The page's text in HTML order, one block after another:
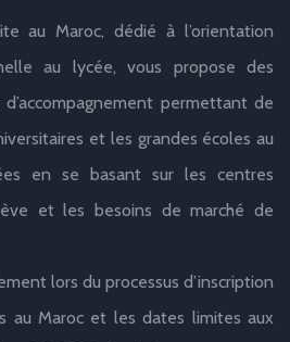
au Maroc, dédié à l’orientation
au lycée, vous propose des
permettant de
et les grandes écoles au
en se basant sur les centres
et les besoins de marché de
lors du processus d’inscription
au Maroc et les dates limites aux